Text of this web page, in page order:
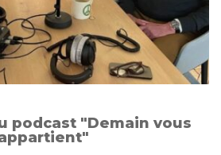
podcast "Demain vous